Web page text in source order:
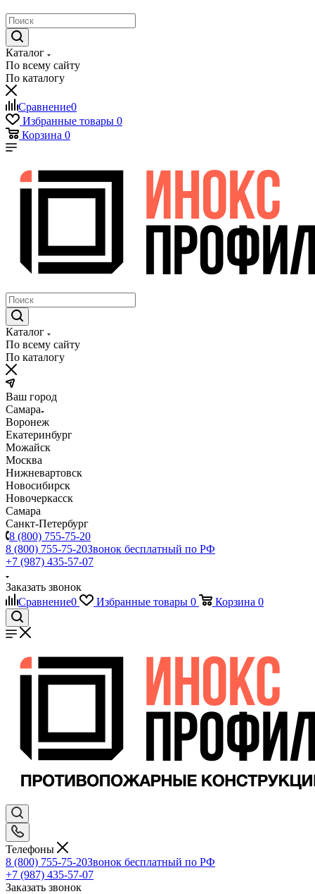
Каталог
По всему сайту
По каталогу
Сравнение0
Избранные товары 0
Корзина 0
Каталог
По всему сайту
По каталогу
Ваш город
Самара
Воронеж
Екатеринбург
Можайск
Москва
Нижневартовск
Новосибирск
Новочеркасск
Самара
Санкт-Петербург
8 (800) 755-75-20
8 (800) 755-75-20Звонок бесплатный по РФ
+7 (987) 435-57-07
Заказать звонок
Сравнение0 Избранные товары 0 Корзина 0
Телефоны
8 (800) 755-75-20Звонок бесплатный по РФ
+7 (987) 435-57-07
Заказать звонок